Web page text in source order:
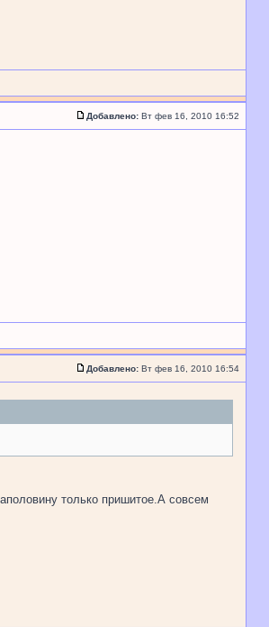
Добавлено: Вт фев 16, 2010 16:52
Добавлено: Вт фев 16, 2010 16:54
только пришитое.А совсем